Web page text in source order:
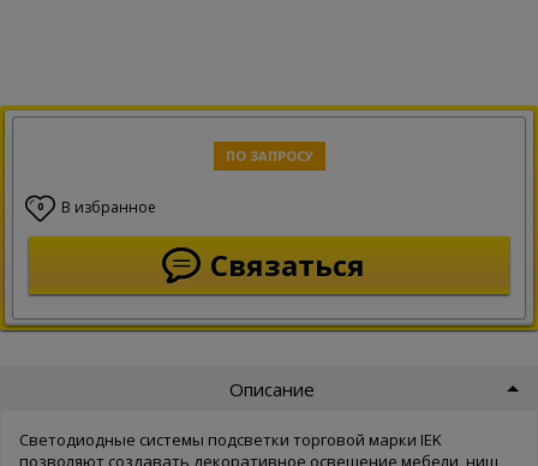
ПО ЗАПРОСУ
0 В избранное
Связаться
Описание
Светодиодные системы подсветки торговой марки IEK
позволяют создавать декоративное освещение мебели, ниш,